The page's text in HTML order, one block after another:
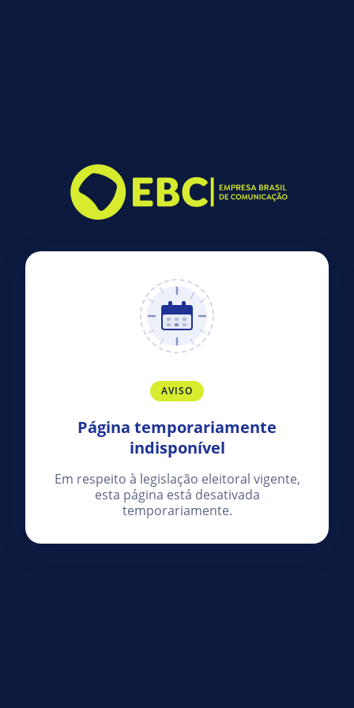
AVISO
Página temporariamente
indisponível
Em respeito à legislação eleitoral vigente,
esta página está desativada
temporariamente.